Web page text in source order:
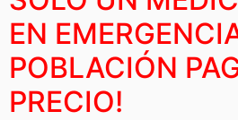
EN
POBLACIÓN
PRECIO!